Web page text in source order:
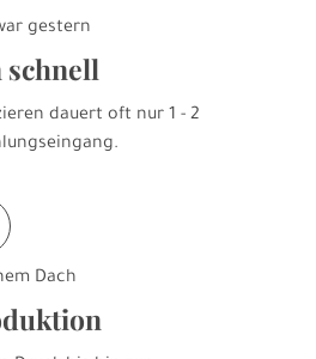
gestern
dauert oft nur 1 - 2
Dach